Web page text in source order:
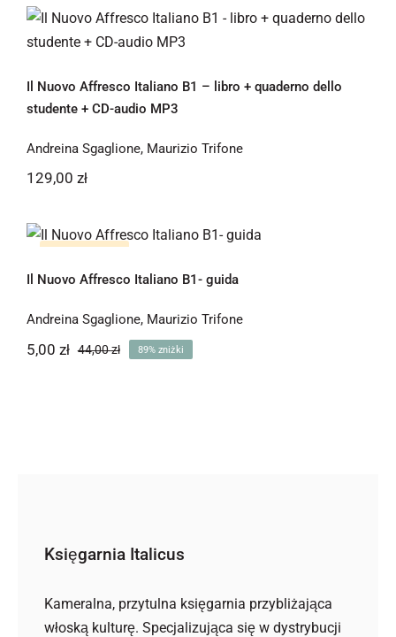
Il Nuovo Affresco Italiano B1 – libro +
quaderno dello studente + CD-audio
MP3
Il Nuovo Affresco Italiano B1 – libro + quaderno dello
studente + CD-audio MP3
Andreina Sgaglione, Maurizio Trifone
129,00 zł
Il Nuovo Affresco Italiano B1- guida
Il Nuovo Affresco Italiano B1- guida
Andreina Sgaglione, Maurizio Trifone
44,00złPierwotna
5,00 zł
Aktualna
89% zniżki
Księgarnia Italicus
Kameralna, przytulna księgarnia przybliżająca
włoską kulturę. Specjalizująca się w dystrybucji